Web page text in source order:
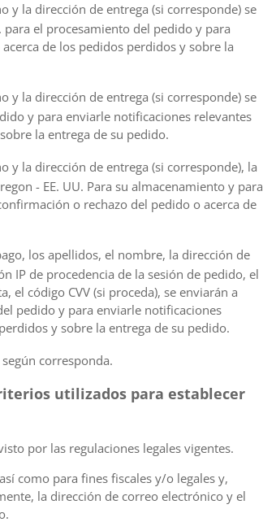
y la dirección de entrega (si corresponde) se
para el procesamiento del pedido y para
de los pedidos perdidos y sobre la
y la dirección de entrega (si corresponde) se
y para enviarle notificaciones relevantes
la entrega de su pedido.
y la dirección de entrega (si corresponde), la
- EE. UU. Para su almacenamiento y para
o rechazo del pedido o acerca de
los apellidos, el nombre, la dirección de
IP de procedencia de la sesión de pedido, el
código CVV (si proceda), se enviarán a
pedido y para enviarle notificaciones
y sobre la entrega de su pedido.
corresponda.
utilizados para establecer
por las regulaciones legales vigentes.
como para fines fiscales y/o legales y,
la dirección de correo electrónico y el